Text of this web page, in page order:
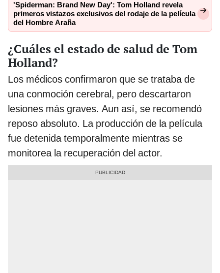
'Spiderman: Brand New Day': Tom Holland revela
primeros vistazos exclusivos del rodaje de la película
del Hombre Araña
¿Cuáles el estado de salud de Tom
Holland?
Los médicos confirmaron que se trataba de
una conmoción cerebral, pero descartaron
lesiones más graves. Aun así, se recomendó
reposo absoluto. La producción de la película
fue detenida temporalmente mientras se
monitorea la recuperación del actor.